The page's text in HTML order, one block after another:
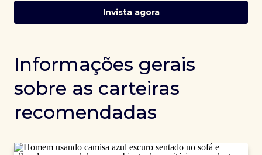
Invista agora
Informações gerais
sobre as carteiras
recomendadas